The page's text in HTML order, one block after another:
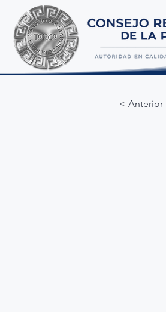
< Anterior